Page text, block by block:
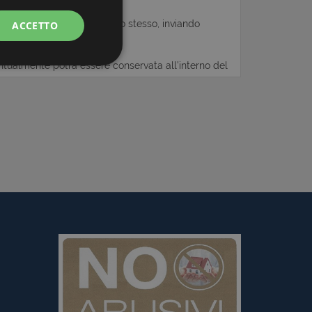
ACCETTO
gestione
sul linguaggio
il modo in cui
di accesso per un